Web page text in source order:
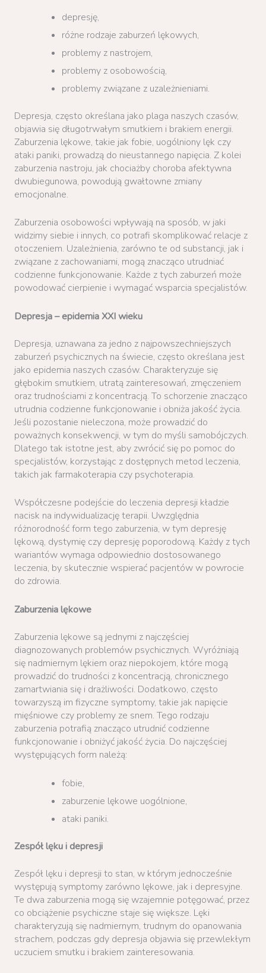
depresję,
różne rodzaje zaburzeń lękowych,
problemy z nastrojem,
problemy z osobowością,
problemy związane z uzależnieniami.
Depresja, często określana jako plaga naszych czasów,
objawia się długotrwałym smutkiem i brakiem energii.
Zaburzenia lękowe, takie jak fobie, uogólniony lęk czy
ataki paniki, prowadzą do nieustannego napięcia. Z kolei
zaburzenia nastroju, jak chociażby choroba afektywna
dwubiegunowa, powodują gwałtowne zmiany
emocjonalne.
Zaburzenia osobowości wpływają na sposób, w jaki
widzimy siebie i innych, co potrafi skomplikować relacje z
otoczeniem. Uzależnienia, zarówno te od substancji, jak i
związane z zachowaniami, mogą znacząco utrudniać
codzienne funkcjonowanie. Każde z tych zaburzeń może
powodować cierpienie i wymagać wsparcia specjalistów.
Depresja – epidemia XXI wieku
Depresja, uznawana za jedno z najpowszechniejszych
zaburzeń psychicznych na świecie, często określana jest
jako epidemia naszych czasów. Charakteryzuje się
głębokim smutkiem, utratą zainteresowań, zmęczeniem
oraz trudnościami z koncentracją. To schorzenie znacząco
utrudnia codzienne funkcjonowanie i obniża jakość życia.
Jeśli pozostanie nieleczona, może prowadzić do
poważnych konsekwencji, w tym do myśli samobójczych.
Dlatego tak istotne jest, aby zwrócić się po pomoc do
specjalistów, korzystając z dostępnych metod leczenia,
takich jak farmakoterapia czy psychoterapia.
Współczesne podejście do leczenia depresji kładzie
nacisk na indywidualizację terapii. Uwzględnia
różnorodność form tego zaburzenia, w tym depresję
lękową, dystymię czy depresję poporodową. Każdy z tych
wariantów wymaga odpowiednio dostosowanego
leczenia, by skutecznie wspierać pacjentów w powrocie
do zdrowia.
Zaburzenia lękowe
Zaburzenia lękowe są jednymi z najczęściej
diagnozowanych problemów psychicznych. Wyróżniają
się nadmiernym lękiem oraz niepokojem, które mogą
prowadzić do trudności z koncentracją, chronicznego
zamartwiania się i drażliwości. Dodatkowo, często
towarzyszą im fizyczne symptomy, takie jak napięcie
mięśniowe czy problemy ze snem. Tego rodzaju
zaburzenia potrafią znacząco utrudnić codzienne
funkcjonowanie i obniżyć jakość życia. Do najczęściej
występujących form należą:
fobie,
zaburzenie lękowe uogólnione,
ataki paniki.
Zespół lęku i depresji
Zespół lęku i depresji to stan, w którym jednocześnie
występują symptomy zarówno lękowe, jak i depresyjne.
Te dwa zaburzenia mogą się wzajemnie potęgować, przez
co obciążenie psychiczne staje się większe. Lęki
charakteryzują się nadmiernym, trudnym do opanowania
strachem, podczas gdy depresja objawia się przewlekłym
uczuciem smutku i brakiem zainteresowania.